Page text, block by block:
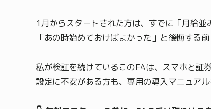
1月からスタートされた方は、すでに「月給並
「あの時始めておけばよかった」と後悔する
私が検証を続けているこのEAは、スマホと証
設定に不安がある方も、専用の導入マニュア